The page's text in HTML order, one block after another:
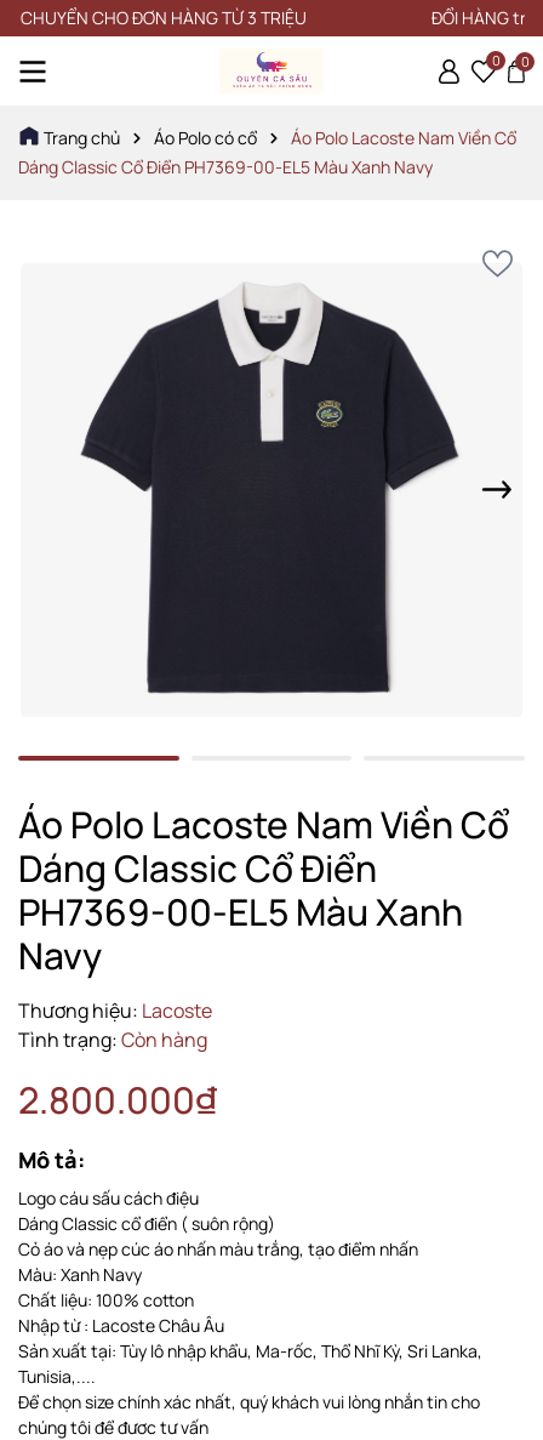
CHO ĐƠN HÀNG TỪ 3 TRIỆU ĐỔI HÀNG trong
0 0
Trang chủ Áo Polo có cổ
Áo Polo Lacoste Nam Viền Cổ
Dáng Classic Cổ Điển PH7369-00-EL5 Màu Xanh Navy
Áo Polo Lacoste Nam Viền Cổ
Dáng Classic Cổ Điển
PH7369-00-EL5 Màu Xanh
Navy
Thương hiệu: Lacoste
Tình trạng:Còn hàng
2.800.000₫
Mô tả:
Logo cáu sấu cách điệu
Dáng Classic cổ điển ( suôn rộng)
Cỏ áo và nẹp cúc áo nhấn màu trắng, tạo điểm nhấn
Màu: Xanh Navy
Chất liệu: 100% cotton
Nhập từ : Lacoste Châu Âu
Sản xuất tại: Tùy lô nhập khẩu, Ma-rốc, Thổ Nhĩ Kỳ, Sri Lanka,
Tunisia,....
Để chọn size chính xác nhất, quý khách vui lòng nhắn tin cho
chúng tôi để đươc tư vấn